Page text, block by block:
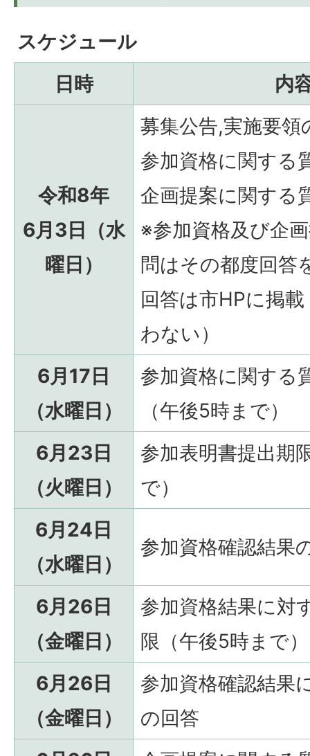
スケジュール
日時
内
令和8年
6月3日（水
曜日）
募集公告,実施要領
参加資格に関する
企画提案に関する
※参加資格及び企
問はその都度回答
回答は市HPに掲
わない）
6月17日
（水曜日）
参加資格に関する
（午後5時まで）
6月23日
（火曜日）
参加表明書提出期
で）
6月24日
（水曜日）
参加資格確認結果
6月26日
（金曜日）
参加資格結果に対
限（午後5時まで）
6月26日
（金曜日）
参加資格確認結果
の回答